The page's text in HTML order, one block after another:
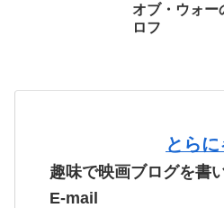
オブ・ウォー
ロフ
とらに
趣味で映画ブログを書
E-mail